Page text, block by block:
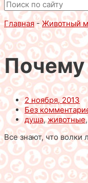
Главная -Животный
Почему
2 ноября, 2013
Без
душа,животные
Все знают, что волки